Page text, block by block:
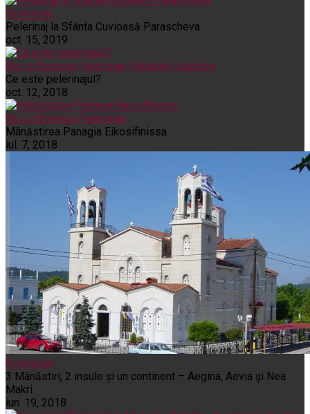
Pelerinaje
Pelerinaj la Sfânta Cuvioasă Parascheva
oct. 15, 2019
Noi și Biserica Pelerinaje Rânduieli liturgice
Ce este pelerinajul?
oct. 12, 2018
Noi și Biserica Pelerinaje
Mânăstirea Panagia Eikosifinissa
iul. 7, 2018
Pelerinaje
3 Mânăstiri, 2 insule și un continent – Aegina, Aevia și Nea
Makri
iun. 19, 2018